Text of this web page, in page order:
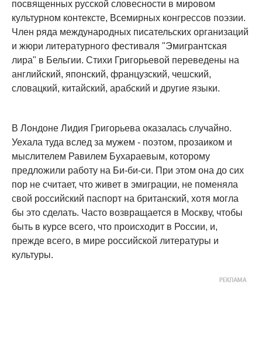
посвященных русской словесности в мировом
культурном контексте, Всемирных конгрессов поэзии.
Член ряда международных писательских организаций
и жюри литературного фестиваля "Эмигрантская
лира" в Бельгии. Стихи Григорьевой переведены на
английский, японский, французский, чешский,
словацкий, китайский, арабский и другие языки.
В Лондоне Лидия Григорьева оказалась случайно.
Уехала туда вслед за мужем - поэтом, прозаиком и
мыслителем Равилем Бухараевым, которому
предложили работу на Би-би-си. При этом она до сих
пор не считает, что живет в эмиграции, не поменяла
свой российский паспорт на британский, хотя могла
бы это сделать. Часто возвращается в Москву, чтобы
быть в курсе всего, что происходит в России, и,
прежде всего, в мире российской литературы и
культуры.